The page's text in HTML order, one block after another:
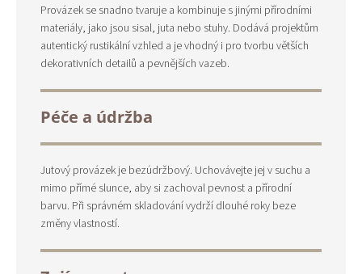
Provázek se snadno tvaruje a kombinuje s jinými přírodními
materiály, jako jsou sisal, juta nebo stuhy. Dodává projektům
autentický rustikální vzhled a je vhodný i pro tvorbu větších
dekorativních detailů a pevnějších vazeb.
Péče a údržba
Jutový provázek je bezúdržbový. Uchovávejte jej v suchu a
mimo přímé slunce, aby si zachoval pevnost a přírodní
barvu. Při správném skladování vydrží dlouhé roky beze
změny vlastností.